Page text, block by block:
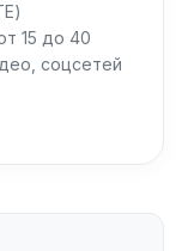
15 до 40
соцсетей